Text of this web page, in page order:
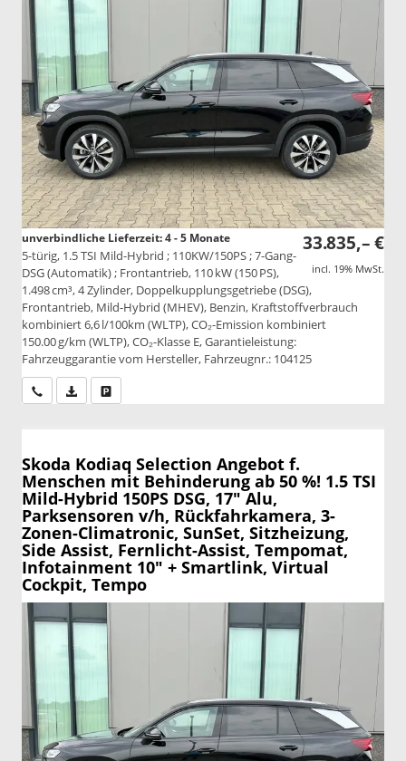
33.835,– €
incl. 19% MwSt.
unverbindliche Lieferzeit: 4 - 5 Monate
5-türig, 1.5 TSI Mild-Hybrid ; 110KW/150PS ; 7-Gang-
DSG (Automatik) ; Frontantrieb, 110 kW (150 PS),
1.498 cm³, 4 Zylinder, Doppelkupplungsgetriebe (DSG),
Frontantrieb, Mild-Hybrid (MHEV), Benzin, Kraftstoffverbrauch
kombiniert 6,6 l/100km (WLTP), CO₂-Emission kombiniert
150.00 g/km (WLTP), CO₂-Klasse E, Garantieleistung:
Fahrzeuggarantie vom Hersteller, Fahrzeugnr.: 104125
Wir rufen Sie anPDF-Datei, Fahrzeugexposé drucken
Skoda Kodiaq Selection Angebot f.
Menschen mit Behinderung ab 50 %! 1.5 TSI
Mild-Hybrid 150PS DSG, 17" Alu,
Parksensoren v/h, Rückfahrkamera, 3-
Zonen-Climatronic, SunSet, Sitzheizung,
Side Assist, Fernlicht-Assist, Tempomat,
Infotainment 10" + Smartlink, Virtual
Cockpit, Tempo